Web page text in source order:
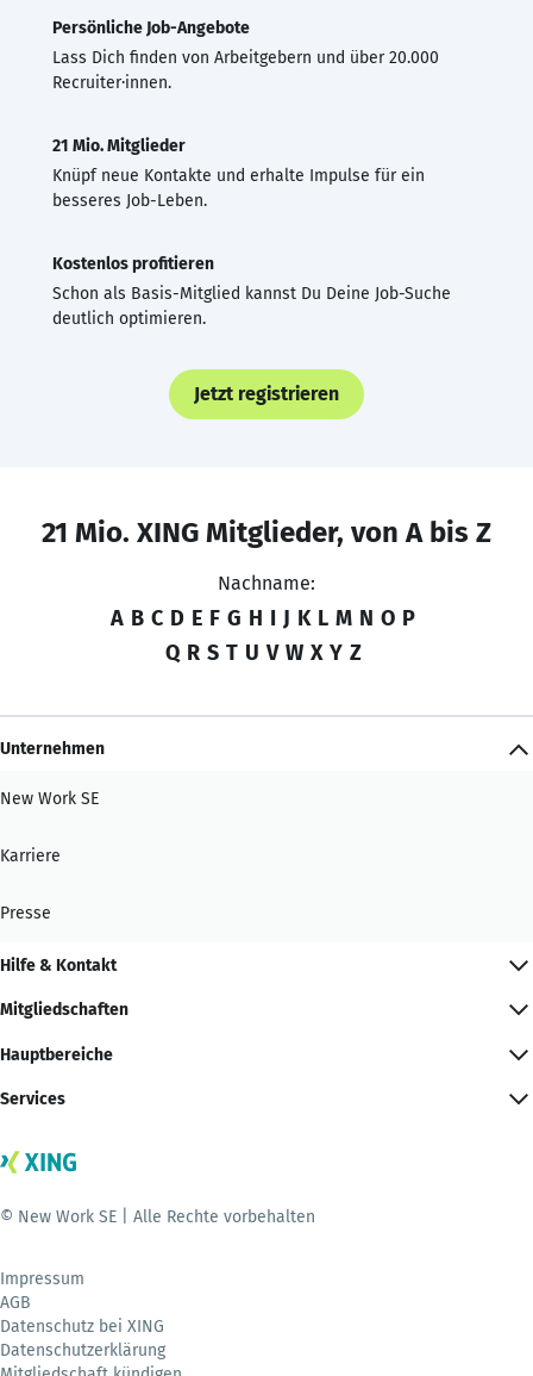
Persönliche Job-Angebote
Lass Dich finden von Arbeitgebern und über 20.000
Recruiter·innen.
21 Mio. Mitglieder
Knüpf neue Kontakte und erhalte Impulse für ein
besseres Job-Leben.
Kostenlos profitieren
Schon als Basis-Mitglied kannst Du Deine Job-Suche
deutlich optimieren.
Jetzt registrieren
21 Mio. XING Mitglieder, von A bis Z
Nachname:
A B C D E F G H I J K L M N O P
Q R S T U V W X Y Z
Unternehmen
New Work SE
Karriere
Presse
Hilfe & Kontakt
Mitgliedschaften
Hauptbereiche
Services
© New Work SE | Alle Rechte vorbehalten
Impressum
AGB
Datenschutz bei XING
Datenschutzerklärung